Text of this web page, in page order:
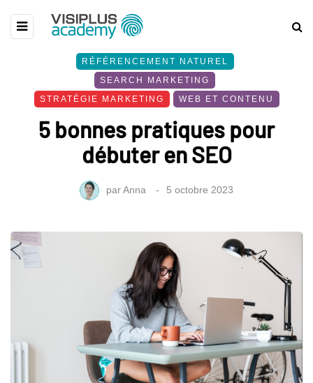
RÉFÉRENCEMENT NATUREL
SEARCH MARKETING
STRATÉGIE MARKETING
WEB ET CONTENU
5 bonnes pratiques pour
débuter en SEO
parAnna 5 octobre 2023